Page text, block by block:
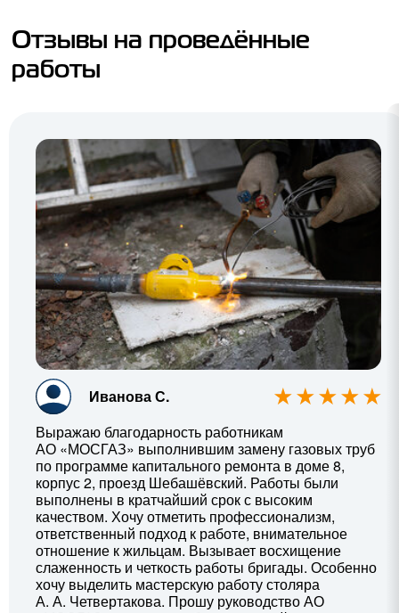
Отзывы на проведённые
работы
Иванова С.
Выражаю благодарность работникам
АО «МОСГАЗ» выполнившим замену газовых труб
по программе капитального ремонта в доме 8,
корпус 2, проезд Шебашёвский. Работы были
выполнены в кратчайший срок с высоким
качеством. Хочу отметить профессионализм,
ответственный подход к работе, внимательное
отношение к жильцам. Вызывает восхищение
слаженность и четкость работы бригады. Особенно
хочу выделить мастерскую работу столяра
А. А. Четвертакова. Прошу руководство АО